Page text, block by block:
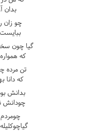
بدان
چو زان
گيا چون
که
تن مرده
که دانا
بدانش
چودانش
چومردم